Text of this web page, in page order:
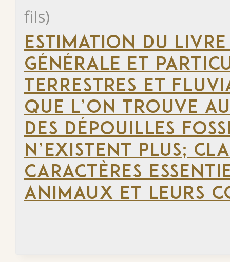
fils)
ESTIMATION DU
GÉNÉRALE ET
TERRESTRES ET
QUE L’ON TROUVE
DES DÉPOUILLES
N’EXISTENT PLUS;
CARACTÈRES
ANIMAUX ET LEURS